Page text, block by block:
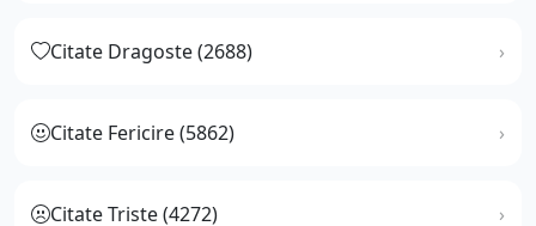
Citate Dragoste (2688)
Citate Fericire (5862)
Citate Triste (4272)